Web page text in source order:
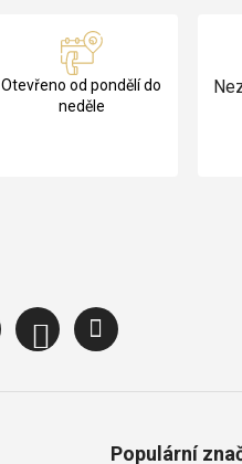
Otevřeno od pondělí do
neděle
Populární